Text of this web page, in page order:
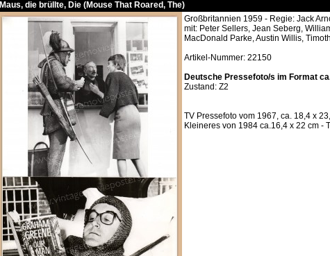
Maus, die brüllte, Die (Mouse That Roared, The)
Großbritannien 1959 - Regie: Jack
mit: Peter Sellers, Jean Seberg,
MacDonald Parke, Austin Willis,
Artikel-Nummer: 22150
Deutsche Pressefoto/s im Format
Zustand: Z2
TV Pressefoto vom 1967, ca. 18,4 x
Kleineres von 1984 ca.16,4 x 22 cm -